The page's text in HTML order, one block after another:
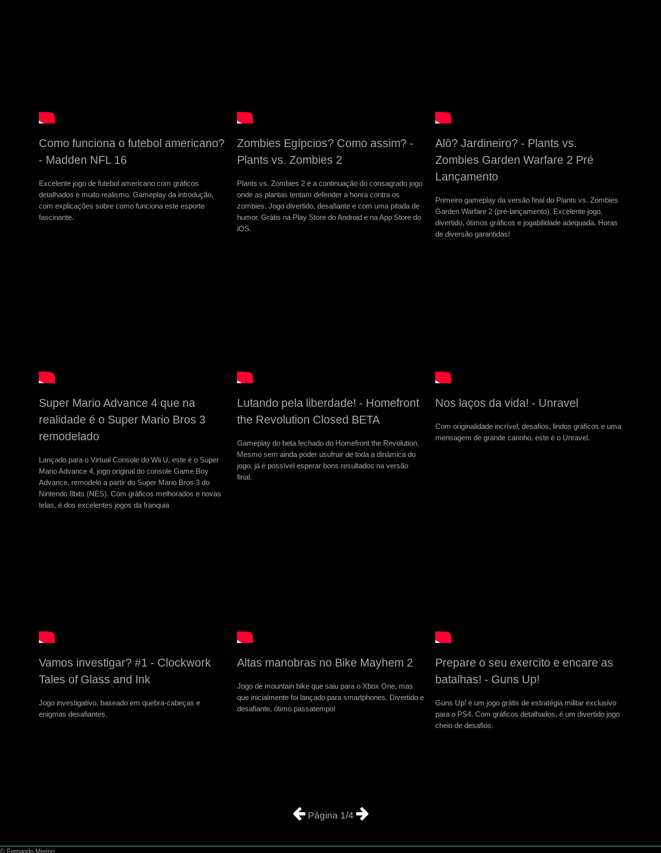
Como funciona o futebol americano?
- Madden NFL 16
Excelente jogo de futebol americano com gráficos
detalhados e muito realismo. Gameplay da introdução,
com explicações sobre como funciona este esporte
fascinante.
Zombies Egípcios? Como assim? -
Plants vs. Zombies 2
Plants vs. Zombies 2 é a continuação do consagrado jogo
onde as plantas tentam defender a honra contra os
zombies. Jogo divertido, desafiante e com uma pitada de
humor. Grátis na Play Store do Android e na App Store do
iOS.
Alô? Jardineiro? - Plants vs.
Zombies Garden Warfare 2 Pré
Lançamento
Primeiro gameplay da versão final do Plants vs. Zombies
Garden Warfare 2 (pré-lançamento). Excelente jogo,
divertido, ótimos gráficos e jogabilidade adequada. Horas
de diversão garantidas!
Super Mario Advance 4 que na
realidade é o Super Mario Bros 3
remodelado
Lançado para o Virtual Console do Wii U, este é o Super
Mario Advance 4, jogo original do console Game Boy
Advance, remodelo a partir do Super Mario Bros 3 do
Nintendo 8bits (NES). Com gráficos melhorados e novas
telas, é dos excelentes jogos da franquia
Lutando pela liberdade! - Homefront
the Revolution Closed BETA
Gameplay do beta fechado do Homefront the Revolution.
Mesmo sem ainda poder usufruir de toda a dinâmica do
jogo, já é possível esperar bons resultados na versão
final.
Nos laços da vida! - Unravel
Com originalidade incrível, desafios, lindos gráficos e uma
mensagem de grande carinho, este é o Unravel.
Vamos investigar? #1 - Clockwork
Tales of Glass and Ink
Jogo investigativo, baseado em quebra-cabeças e
enigmas desafiantes.
Altas manobras no Bike Mayhem 2
Jogo de mountain bike que saiu para o Xbox One, mas
que inicialmente foi lançado para smartphones. Divertido e
desafiante, ótimo passatempo!
Prepare o seu exercito e encare as
batalhas! - Guns Up!
Guns Up! é um jogo grátis de estratégia militar exclusivo
para o PS4. Com gráficos detalhados, é um divertido jogo
cheio de desafios.
Página 1/4
© Fernando Merino.